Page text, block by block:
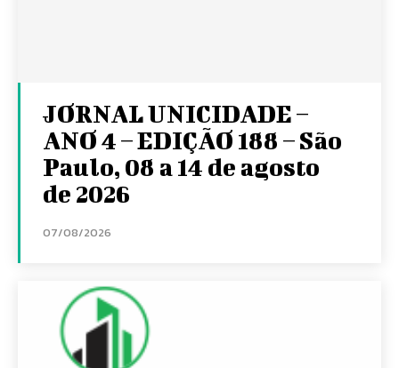
JORNAL UNICIDADE –
ANO 4 – EDIÇÃO 188 – São
Paulo, 08 a 14 de agosto
de 2026
07/08/2026